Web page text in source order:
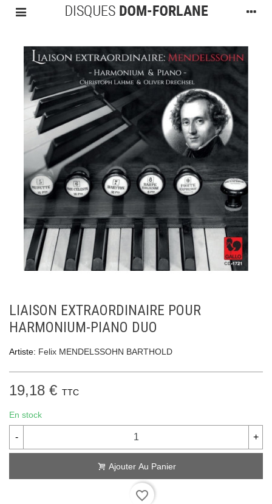
LIAISON EXTRAORDINAIRE POUR
HARMONIUM-PIANO DUO
Artiste: Felix MENDELSSOHN BARTHOLD
19,18 € TTC
En stock
- +
Ajouter Au Panier
favorite_border